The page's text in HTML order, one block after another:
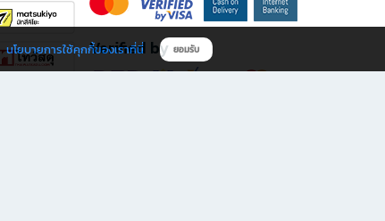
Verified by
นโยบายการใช้คุกกี้ของเราที่นี่ ยอมรับ